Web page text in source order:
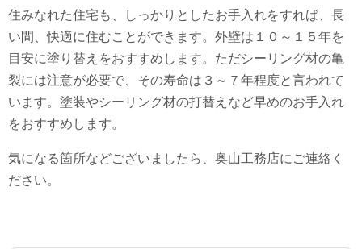
住みなれた住宅も、しっかりとしたお手入れをすれば、長
い間、快適に住むことができます。外壁は１０～１５年を
目安に塗り替えをおすすめします。ただシーリング材の亀
裂には注意が必要で、その寿命は３～７年程度と言われて
います。塗装やシーリング材の打替えなど早めのお手入れ
をおすすめします。
気になる箇所などございましたら、奥山工務店にご連絡く
ださい。